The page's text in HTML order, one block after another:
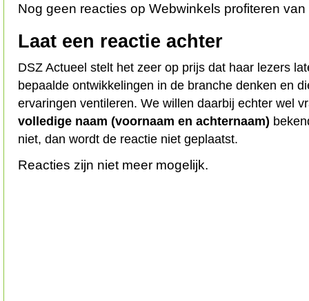
Nog geen reacties op Webwinkels profiteren van
Laat een reactie achter
DSZ Actueel stelt het zeer op prijs dat haar lezers
bepaalde ontwikkelingen in de branche denken en
ervaringen ventileren. We willen daarbij echter wel
volledige naam (voornaam en achternaam)
niet, dan wordt de reactie niet geplaatst.
Reacties zijn niet meer mogelijk.